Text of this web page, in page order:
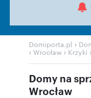
Domiporta.pl ›
› Wrocław ›Krzyki ›
Domy na
Wrocław